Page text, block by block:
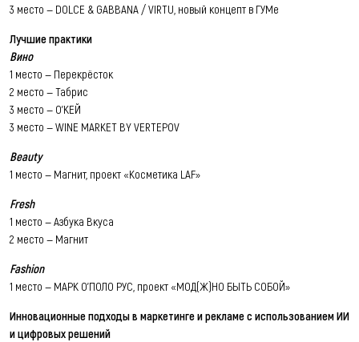
3 место — DOLCE & GABBANA / VIRTU, новый концепт в ГУМе
Лучшие практики
Вино
1 место — Перекрёсток
2 место — Табрис
3 место — О’КЕЙ
3 место — WINE MARKET BY VERTEPOV
Beauty
1 место — Магнит, проект «Косметика LAF»
Fresh
1 место — Азбука Вкуса
2 место — Магнит
Fashion
1 место — МАРК О'ПОЛО РУС, проект «МОД(Ж)НО БЫТЬ СОБОЙ»
Инновационные подходы в маркетинге и рекламе с использованием ИИ
и цифровых решений